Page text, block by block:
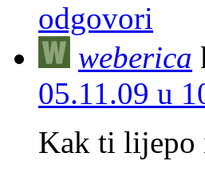
odgovori
weberica
05.11.09 u
Kak ti lijepo